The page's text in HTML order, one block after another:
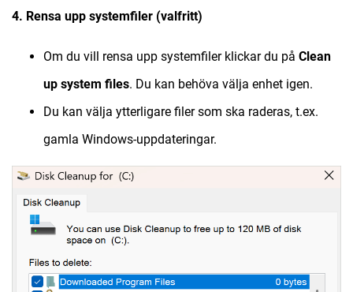
4. Rensa upp systemfiler (valfritt)
Om du vill rensa upp systemfiler klickar du på Clean
up system files. Du kan behöva välja enhet igen.
Du kan välja ytterligare filer som ska raderas, t.ex.
gamla Windows-uppdateringar.